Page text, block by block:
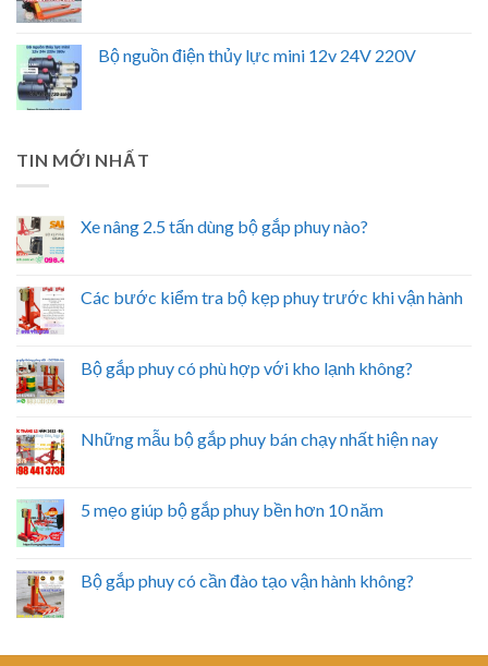
Bộ nguồn điện thủy lực mini 12v 24V 220V
TIN MỚI NHẤT
Xe nâng 2.5 tấn dùng bộ gắp phuy nào?
Các bước kiểm tra bộ kẹp phuy trước khi vận hành
Bộ gắp phuy có phù hợp với kho lạnh không?
Những mẫu bộ gắp phuy bán chạy nhất hiện nay
5 mẹo giúp bộ gắp phuy bền hơn 10 năm
Bộ gắp phuy có cần đào tạo vận hành không?